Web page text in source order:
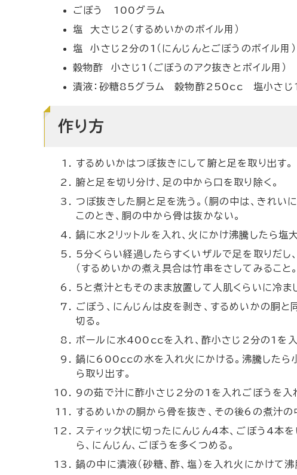
ごぼう 100グラム
塩 大さじ2（するめいかのボイル用）
塩 小さじ2分の1（にんじんとごぼうのボイル用）
穀物酢 小さじ1（ごぼうのアク抜きとボイル用）
漬液：砂糖85グラム 穀物酢250cc 塩小さじ
作り方
するめいかはつぼ抜きにして腑と足を取り出す。
腑と足を切り分け、足の中から口を取り除く。
つぼ抜きした胴と足を洗う。（胴の中は、きれい
このとき、胴の中から骨は抜かない。
鍋に水2リットルを入れ、火にかけ沸騰したら塩
5分くらい経過したらすくいザルで足を取りだし
（するめいかの煮え具合は竹串をさしてみること
5と煮汁ともそのまま放置して人肌くらいに冷ま
ごぼう、にんじんは皮を剥き、するめいかの胴と
切る。
ボールに水400ccを入れ、酢小さじ2分の1を入
鍋に600ccの水を入れ火にかける。沸騰したら
ら取り出す。
9の茹で汁に酢小さじ2分の1を入れごぼうを入
するめいかの胴から骨を抜き、その後6の煮汁の
スティック状に切ったにんじん4本、ごぼう4本
ら、にんじん、ごぼうを多くつめる。
鍋の中に漬液（砂糖、酢、塩）を入れ火にかけて沸